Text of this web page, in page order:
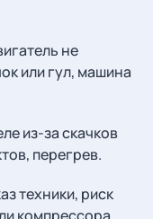
не
или гул, машина
из-за скачков
перегрев.
техники, риск